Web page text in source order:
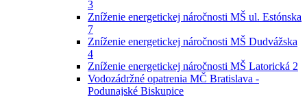
3
Zníženie energetickej náročnosti MŠ ul. Estónska
7
Zníženie energetickej náročnosti MŠ Dudvážska
4
Zníženie energetickej náročnosti MŠ Latorická 2
Vodozádržné opatrenia MČ Bratislava -
Podunajské Biskupice